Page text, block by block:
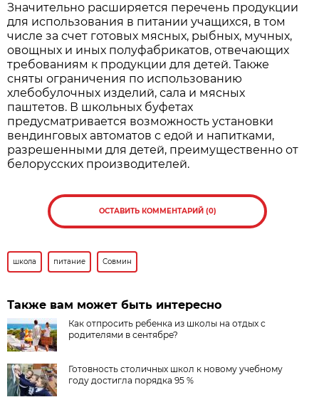
Значительно расширяется перечень продукции
для использования в питании учащихся, в том
числе за счет готовых мясных, рыбных, мучных,
овощных и иных полуфабрикатов, отвечающих
требованиям к продукции для детей. Также
сняты ограничения по использованию
хлебобулочных изделий, сала и мясных
паштетов. В школьных буфетах
предусматривается возможность установки
вендинговых автоматов с едой и напитками,
разрешенными для детей, преимущественно от
белорусских производителей.
ОСТАВИТЬ КОММЕНТАРИЙ (0)
школа питание Совмин
Также вам может быть интересно
Как отпросить ребенка из школы на отдых с
родителями в сентябре?
Готовность столичных школ к новому учебному
году достигла порядка 95 %